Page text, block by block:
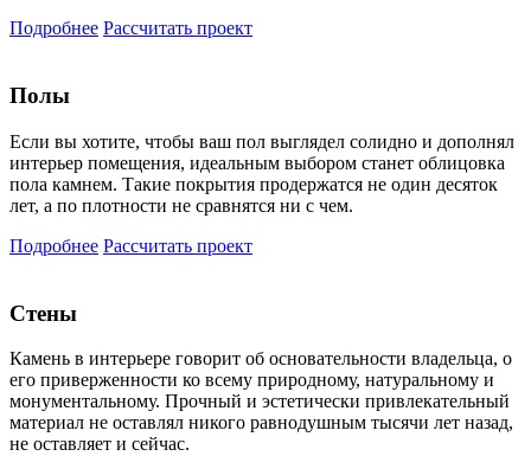
Подробнее Рассчитать проект
Полы
Если вы хотите, чтобы ваш пол выглядел солидно и дополнял
интерьер помещения, идеальным выбором станет облицовка
пола камнем. Такие покрытия продержатся не один десяток
лет, а по плотности не сравнятся ни с чем.
Подробнее Рассчитать проект
Стены
Камень в интерьере говорит об основательности владельца, о
его приверженности ко всему природному, натуральному и
монументальному. Прочный и эстетически привлекательный
материал не оставлял никого равнодушным тысячи лет назад,
не оставляет и сейчас.